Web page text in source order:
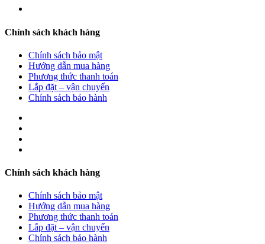
Chính sách khách hàng
Chính sách bảo mật
Hướng dẫn mua hàng
Phương thức thanh toán
Lắp đặt – vận chuyển
Chính sách bảo hành
Chính sách khách hàng
Chính sách bảo mật
Hướng dẫn mua hàng
Phương thức thanh toán
Lắp đặt – vận chuyển
Chính sách bảo hành